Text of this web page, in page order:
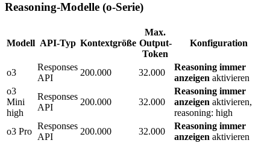
Reasoning-Modelle (o-Serie)
Modell API-Typ Kontextgröße
Max.
Output-
Token
Konfiguration
o3
Responses
API
200.000 32.000
Reasoning immer
anzeigen aktivieren
o3
Mini
high
Responses
API
200.000 32.000
Reasoning immer
anzeigen aktivieren,
reasoning: high
o3 Pro
Responses
API
200.000 32.000
Reasoning immer
anzeigen aktivieren